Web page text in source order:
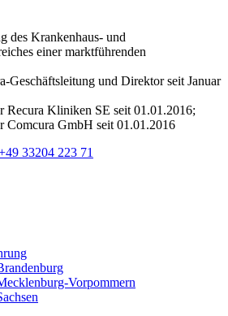
des Krankenhaus- und
einer marktführenden
Geschäftsleitung und Direktor seit Januar
Recura Kliniken SE seit 01.01.2016;
Comcura GmbH seit 01.01.2016
33204 223 71
Vorpommern